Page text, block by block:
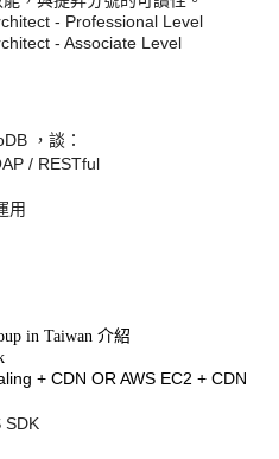
- Professional Level
- Associate Level
，談：
/ RESTful
用
in Taiwan 介紹
+ CDN OR AWS EC2 + CDN
SDK